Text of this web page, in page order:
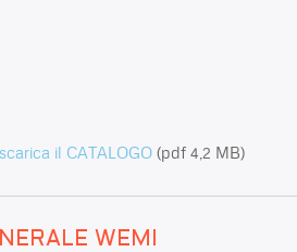
scarica il CATALOGO (pdf 4,2 MB)
WEMI